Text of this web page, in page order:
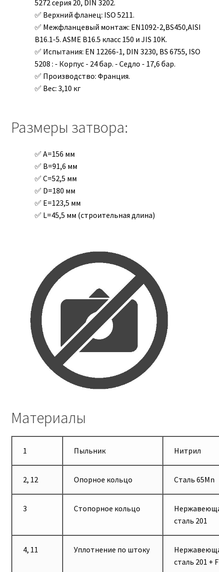
5272 серия 20, DIN 3202.
Верхний фланец: ISO 5211.
Межфланцевый монтаж: EN1092-2,BS450,AISI
B16.1-5. ASME B16.5 класс 150 и JIS 10K.
Испытания: EN 12266-1, DIN 3230, BS 6755, ISO
5208 : - Корпус - 24 бар. - Седло - 17,6 бар.
Производство: Франция.
Вес: 3,10 кг
Размеры затвора:
A=156 мм
B=91,6 мм
C=52,5 мм
D=180 мм
E=123,5 мм
L=45,5 мм (строительная длина)
Материалы
1 Пыльник Нитрил
2, 12 Опорное кольцо Сталь 65Mn
3 Стопорное кольцо
сталь 201
4, 11 Уплотнение по штоку
сталь 201 +